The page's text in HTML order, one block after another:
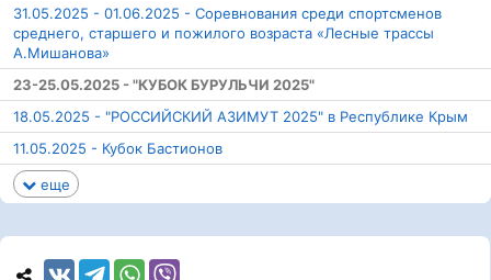
31.05.2025 - 01.06.2025 - Соревнования среди спортсменов
среднего, старшего и пожилого возраста «Лесные трассы
А.Мишанова»
23-25.05.2025 - "КУБОК БУРУЛЬЧИ 2025"
18.05.2025 - "РОССИЙСКИЙ АЗИМУТ 2025" в Республике Крым
11.05.2025 - Кубок Бастионов
еще